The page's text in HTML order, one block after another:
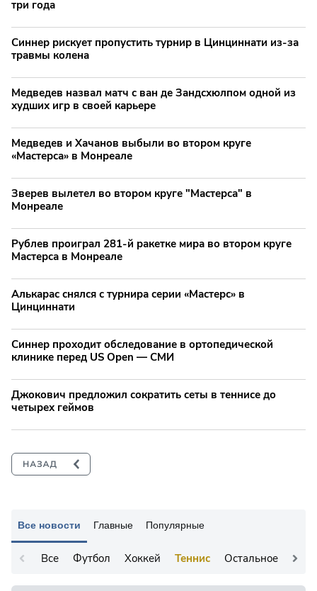
Все новости Главные Популярные
Все Футбол Хоккей Теннис Остальное
три года
Синнер рискует пропустить турнир в Цинциннати из-за
травмы колена
Медведев назвал матч с ван де Зандсхюлпом одной из
худших игр в своей карьере
Медведев и Хачанов выбыли во втором круге
«Мастерса» в Монреале
Зверев вылетел во втором круге "Мастерса" в
Монреале
Рублев проиграл 281-й ракетке мира во втором круге
Мастерса в Монреале
Алькарас снялся с турнира серии «Мастерс» в
Цинциннати
Синнер проходит обследование в ортопедической
клинике перед US Open — СМИ
Джокович предложил сократить сеты в теннисе до
четырех геймов